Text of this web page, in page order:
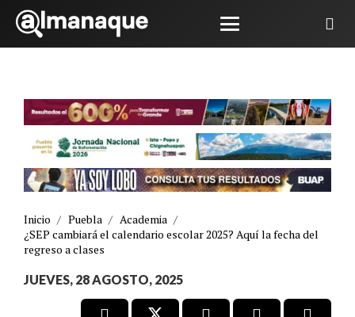
Inicio / Puebla / Academia /
¿SEP cambiará el calendario escolar 2025? Aquí la fecha del
regreso a clases
JUEVES, 28 AGOSTO, 2025